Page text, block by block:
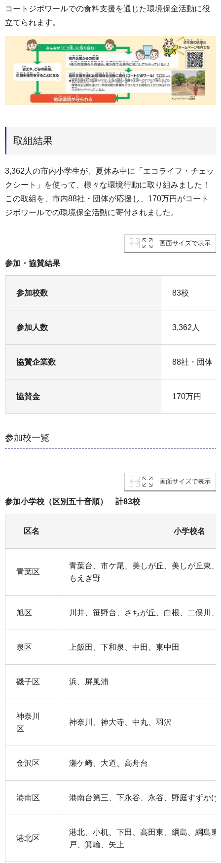
コートジボワールでの食料支援を通じた環境保全活動に役
立てられます。
取組結果
3,362人の市内小学生が、夏休み中に「エコライフ・チェッ
クシート」を使って、様々な環境行動に取り組みました！
この取組を、市内88社・団体が応援し、170万円がコート
ジボワールでの環境保全活動に寄付されました。
画面サイズで表示
参加・協賛結果
参加校数 83校
参加人数 3,362人
協賛企業数 88社・団体
協賛金 170万円
参加校一覧
画面サイズで表示
参加小学校（区別五十音順） 計83校
区名 小学校名
青葉区
青葉台、市ケ尾、美しが丘、美しが丘東
もえぎ野
旭区 川井、笹野台、さちが丘、白根、二俣川
泉区 上飯田、下和泉、中田、東中田
磯子区 浜、屏風浦
神奈川
区
神奈川、神大寺、中丸、羽沢
金沢区 瀬ケ崎、大道、高舟台
港南区 港南台第三、下永谷、永谷、野庭すずかけ
港北区
港北、小机、下田、高田東、綱島、綱島
戸、箕輪、矢上